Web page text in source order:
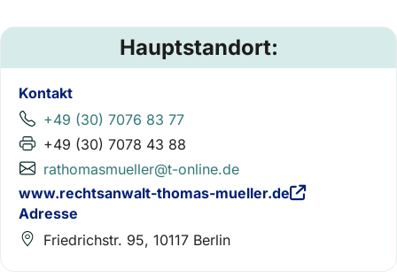
Hauptstandort:
Kontakt
+49 (30) 7076 83 77
+49 (30) 7078 43 88
rathomasmueller@t-online.de
www.rechtsanwalt-thomas-mueller.de
Adresse
Friedrichstr. 95, 10117 Berlin